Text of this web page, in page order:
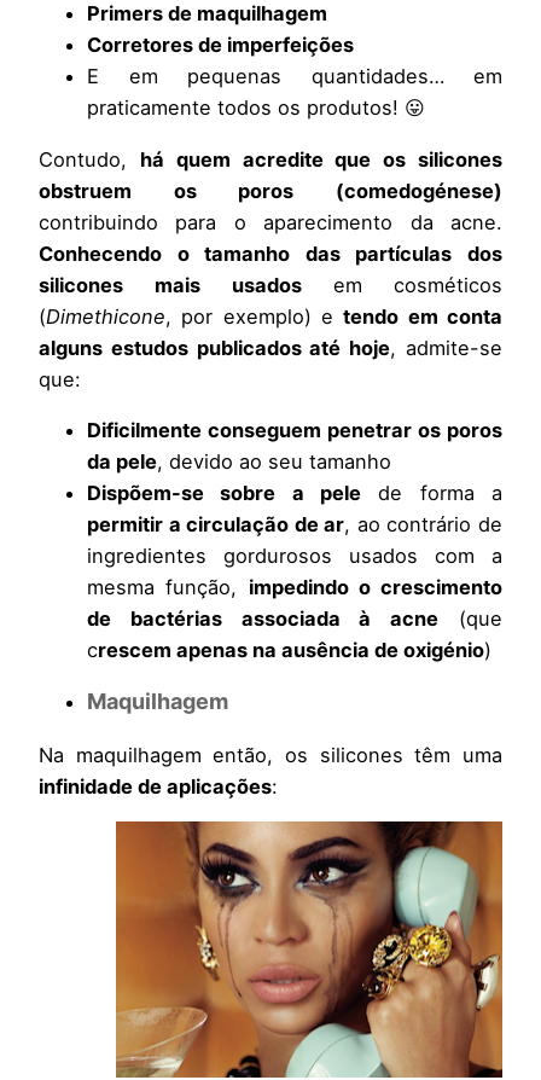
Primers de maquilhagem
Corretores de imperfeições
E em pequenas quantidades… em
praticamente todos os produtos! 😛
Contudo, há quem acredite que os silicones
obstruem os poros (comedogénese)
contribuindo para o aparecimento da acne.
Conhecendo o tamanho das partículas dos
silicones
mais usadosem cosméticos
(Dimethicone, por exemplo) etendo em conta
alguns estudos publicados até hoje, admite-se
que:
Dificilmente conseguem penetrar os poros
da pele, devido ao seu tamanho
Dispõem-se sobre a pele de forma a
permitir a circulação de ar, ao contrário de
ingredientes gordurosos usados com a
mesma função, impedindo o crescimento
de bactérias associada à acne (que
crescem apenas na ausência de oxigénio)
Maquilhagem
Na maquilhagem então, os silicones têm uma
infinidade de aplicações: